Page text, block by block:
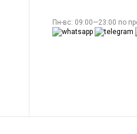
Пн-вс: 09:00—23:00 по